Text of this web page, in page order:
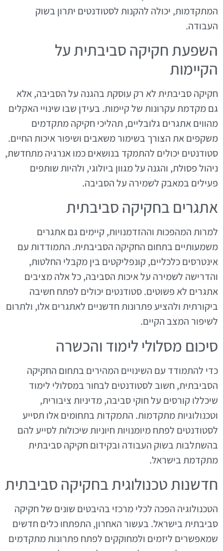
המתקדמות, יכולה להקנות לסטודנטים יתרון בשוק
העבודה.
השפעת חקיקה סביבתית על
הקיימות
חקיקה סביבתית לא רק עוסקת בהגנה על הסביבה, אלא
גם מקדמת עקרונות של קיימות. בעידן שבו שינויי האקלים
מהווים אתגרים גלובליים, תהליכי חקיקה מתקדמים
משקפים את הצורך בשימור משאבים ושיפור איכות החיים.
סטודנטים יכולים להתמקד בנושאים כמו אנרגיה מתחדשת,
ניהול פסולת, והגנה על מגוון ביולוגי, ולהיות שותפים
פעילים במאבק לשמירה על הסביבה.
אתגרים בחקיקה סביבתית
למרות המהפכות וההזדמנויות, קיימים גם אתגרים
משמעותיים בתחום החקיקה הסביבתית. התמודדות עם
אינטרסים כלכליים, קונפליקטים בין מקבלי החלטות,
והדרישה לשמירה על איכות הסביבה, כל אלה מציבים
אתגרים לא פשוטים. סטודנטים יכולים לפתח חשיבה
ביקורתית ולהציע פתרונות חדשניים לאתגרים אלו, ולתרום
לשיפור המצב הקיים.
סיכום מסלולי לימוד והכשרה
כדי להתמודד עם השינויים המהירים בתחום החקיקה
הסביבתית, חשוב לסטודנטים לבחור במסלולי לימוד
שיכללו קורסים על חוקי סביבה, מדיניות ציבורית,
וטכנולוגיות מתקדמות. התמקדות בתחומים אלו תסייע
לסטודנטים לפתח מיומנויות חיוניות שיכולות לסייע להם
בהשתלבות בשוק העבודה ובקידום חקיקה סביבתית
מתקדמת בישראל.
חדשנות טכנולוגית בחקיקה סביבתית
הטכנולוגיה הפכה לכלי מרכזי בהיבטים שונים של חקיקה
סביבתית בישראל. בעשור האחרון, התפתחו כלים חדשים
שמאפשרים ליזמים ולמחוקקים לפתח פתרונות מתקדמים